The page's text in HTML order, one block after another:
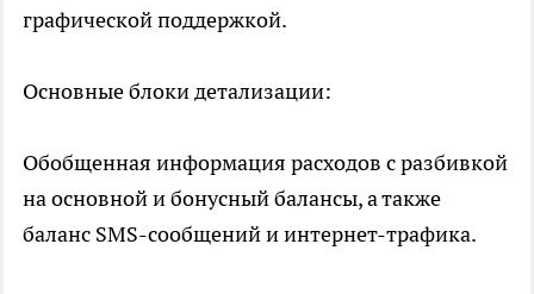
графической поддержкой.
Основные блоки детализации:
Обобщенная информация расходов с разбивкой
на основной и бонусный балансы, а также
баланс SMS-сообщений и интернет-трафика.